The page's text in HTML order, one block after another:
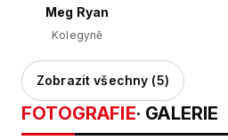
Meg Ryan
Kolegyně
Zobrazit všechny (5)
FOTOGRAFIE· GALERIE